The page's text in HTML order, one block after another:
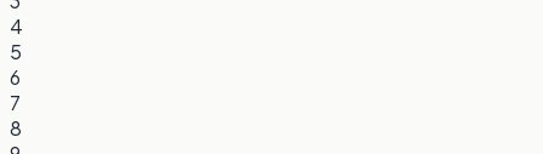
4
5
6
7
8